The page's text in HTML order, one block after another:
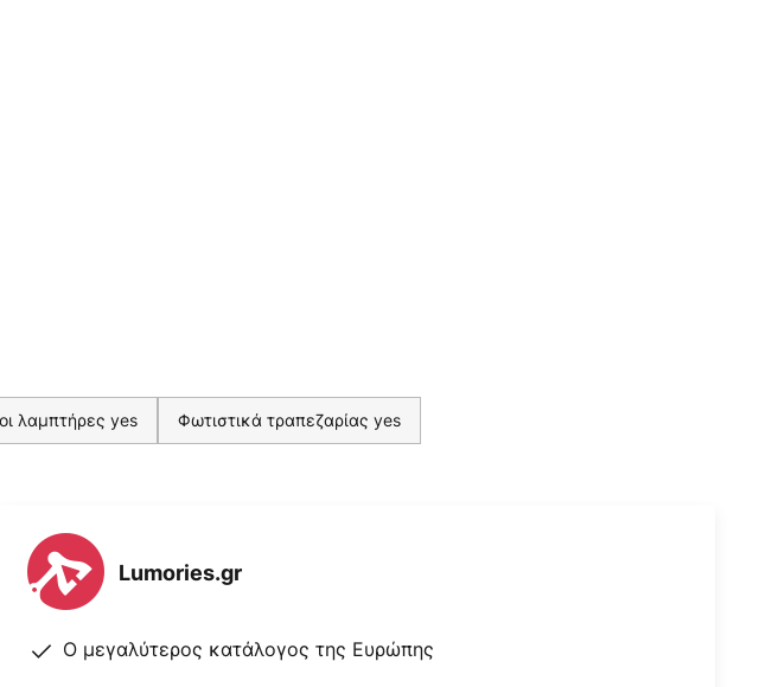
λαμπτήρες yes Φωτιστικά τραπεζαρίας yes
Lumories.gr
Ο μεγαλύτερος κατάλογος της Ευρώπης